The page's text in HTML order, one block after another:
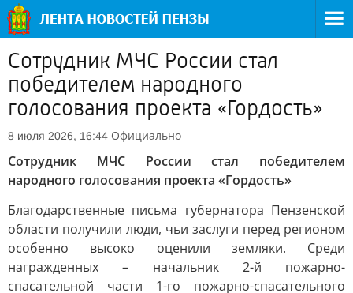
Сотрудник МЧС России стал
победителем народного
голосования проекта «Гордость»
8 июля 2026, 16:44 Официально
Сотрудник МЧС России стал победителем
народного голосования проекта «Гордость»
Благодарственные письма губернатора Пензенской
области получили люди, чьи заслуги перед регионом
особенно высоко оценили земляки. Среди
награжденных – начальник 2-й пожарно-
спасательной части 1-го пожарно-спасательного